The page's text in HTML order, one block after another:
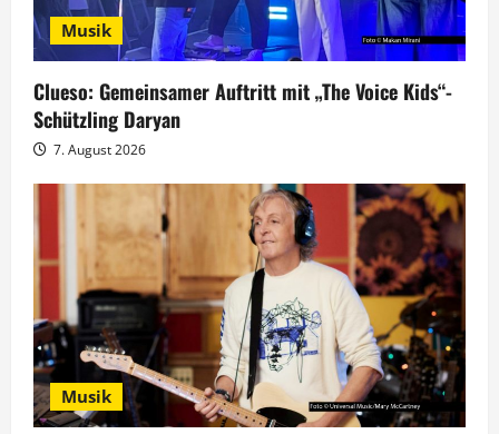
i
g
a
t
i
o
n
Musik
Clueso: Gemeinsamer Auftritt mit „The Voice Kids“-
Schützling Daryan
7. August 2026
Musik